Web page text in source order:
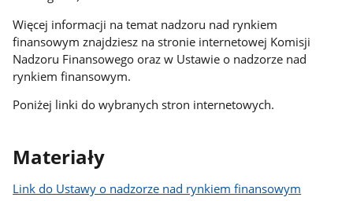
Więcej informacji na temat nadzoru nad rynkiem
finansowym znajdziesz na stronie internetowej Komisji
Nadzoru Finansowego oraz w Ustawie o nadzorze nad
rynkiem finansowym.
Poniżej linki do wybranych stron internetowych.
Materiały
Link do Ustawy o nadzorze nad rynkiem finansowym